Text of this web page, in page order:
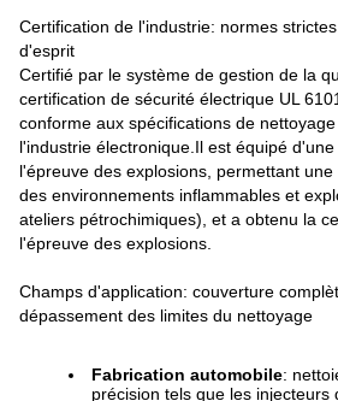
Certification de l'industrie: normes
d'esprit
Certifié par le système de gestion de la
certification de sécurité électrique UL
conforme aux spécifications de
l'industrie électronique.Il est équipé
l'épreuve des explosions, permettant
des environnements inflammables et
ateliers pétrochimiques), et a obtenu la
l'épreuve des explosions.
Champs d'application: couverture
dépassement des limites du nettoyage
Fabrication automobile:
précision tels que les injecteurs